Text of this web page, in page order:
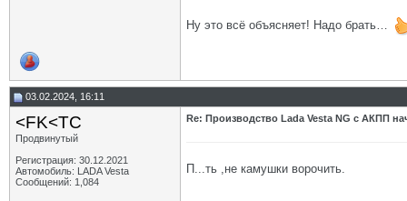
Ну это всё объясняет! Надо брать…
03.02.2024, 16:11
<FK<TC
Продвинутый
Регистрация: 30.12.2021
Автомобиль: LADA Vesta
Сообщений: 1,084
Re: Производство Lada Vesta NG с АКПП
П...ть ,не камушки ворочить.